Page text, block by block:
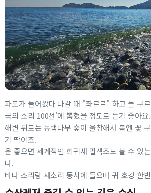
파도가 들어왔다 나갈 때 "좌르르" 하고 돌 구
국의 소리 100선'에 뽑혔을 정도로 듣기 좋아요.
해변 뒤로는 동백나무 숲이 울창해서 봄엔 꽃
기 딱이죠.
운 좋으면 세계적인 희귀새 팔색조도 볼 수 있
다.
바다 소리랑 새소리 동시에 들으며 귀 호강 한